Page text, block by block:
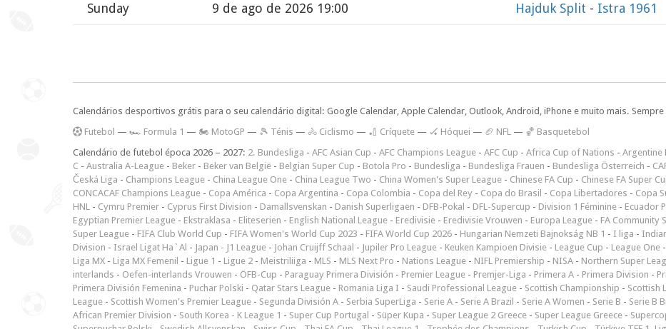
Sunday 9 de ago de 2026 19:00 Hajduk Split - Istra 1961
Calendários desportivos grátis para o seu calendário digital: Google Calendar, Apple Calendar, Outlook, Android, iPhone e muito mais.
Futebol — 🏎️ Formula 1 — 🏍 MotoGP — 🎾 Ténis — 🚴 Ciclismo — 🏏 Críquete — 🏑 Hóquei — 🏈 NFL — 🏀 Basquetebol
Calendário de futebol época 2026 – 2027: 2. Bundesliga - AFC Asian Cup - AFC Champions League - AFC Cup - Africa Cup of Nations - Argentine
C - Australia A-League - Beker - Beker van België - Belgian Super Cup - Botola Pro - Bundesliga - Bundesliga Frauen - Bundesliga Österreich -
Česká Liga - Champions League - China League One - China League Two - China Women's Super League - Chinese FA Cup - Chinese FA Super
CONCACAF Champions League - Copa América - Copa Argentina - Copa Colombia - Copa del Rey - Copa do Brasil - Copa Libertadores - Copa
HNL - Cymru Premier - Cyprus First Division - Damallsvenskan - Danish Superligaen - DFB-Pokal - DFL-Supercup - Division 1 Féminine - Ecuador
Egyptian Premier League - Ekstraklasa - Eliteserien - English National League - Eredivisie - Eredivisie Vrouwen - Europa League - FA Community
Super League - FIFA Club World Cup - FIFA Women's World Cup 2023 - FIFA World Cup 2026 - Hungarian Nemzeti Bajnokság NB 1 - I liga -
Division - Israel Ligat Ha`Al - Japan - J1 League - Johan Cruijff Schaal - Jupiler Pro League - Keuken Kampioen Divisie - League Cup - League One -
Liga MX - Liga MX Femenil - Ligue 1 - Ligue 2 - Meistriliiga - MLS - MLS Next Pro - Nations League - NIFL Premiership - NISA - Northern Super
interlands - Oefen-interlands Vrouwen - ÖFB-Cup - Paraguay Primera División - Premier League - Premjer-Liga - Primera A - Primera Division -
Primera División Femenina - Puchar Polski - Qatar Stars League - Romania Liga I - Saudi Professional League - Scottish Championship - Scottish
League - Scottish Women's Premier League - Segunda División A - Serbia SuperLiga - Serie A - Serie A Brazil - Serie A Women - Serie B - Serie B
African Premier Division - South Korea - K League 1 - Super Cup Portugal - Süper Kupa - Super League 2 Greece - Super League Greece -